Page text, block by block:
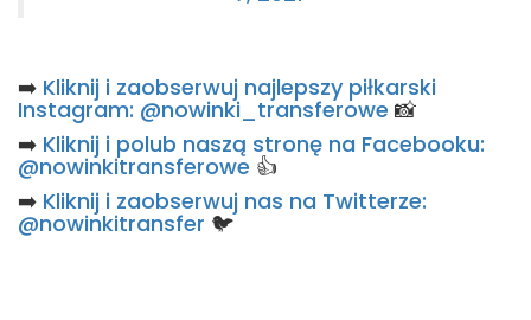
➡️ Kliknij i zaobserwuj najlepszy piłkarski
Instagram: @nowinki_transferowe 📸
➡️ Kliknij i polub naszą stronę na Facebooku:
@nowinkitransferowe 👍
➡️ Kliknij i zaobserwuj nas na Twitterze:
@nowinkitransfer 🐦